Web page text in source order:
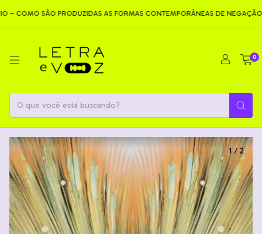
SÃO PRODUZIDAS AS FORMAS CONTEMPORÂNEAS DE NEGAÇÃO
0
1/2